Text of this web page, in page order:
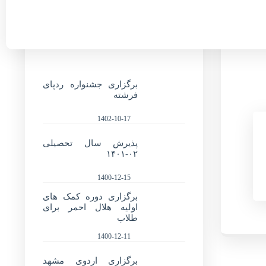
برگزاری جشنواره ردپای
فرشته
1402-10-17
پذیرش سال تحصیلی
۰۲-۱۴۰۱
1400-12-15
برگزاری دوره کمک های
اولیه هلال احمر برای
طلاب
1400-12-11
برگزاری اردوی مشهد